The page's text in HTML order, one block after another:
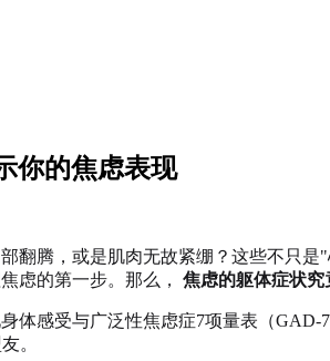
你的焦虑表现
翻腾，或是肌肉无故紧绷？这些不只
虑的第一步。那么， 焦虑的躯体症状究
体感受与广泛性焦虑症7项量表（
。